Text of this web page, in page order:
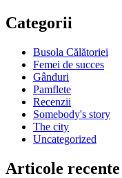
Categorii
Busola Călătoriei
Femei de succes
Gânduri
Pamflete
Recenzii
Somebody's story
The city
Uncategorized
Articole recente